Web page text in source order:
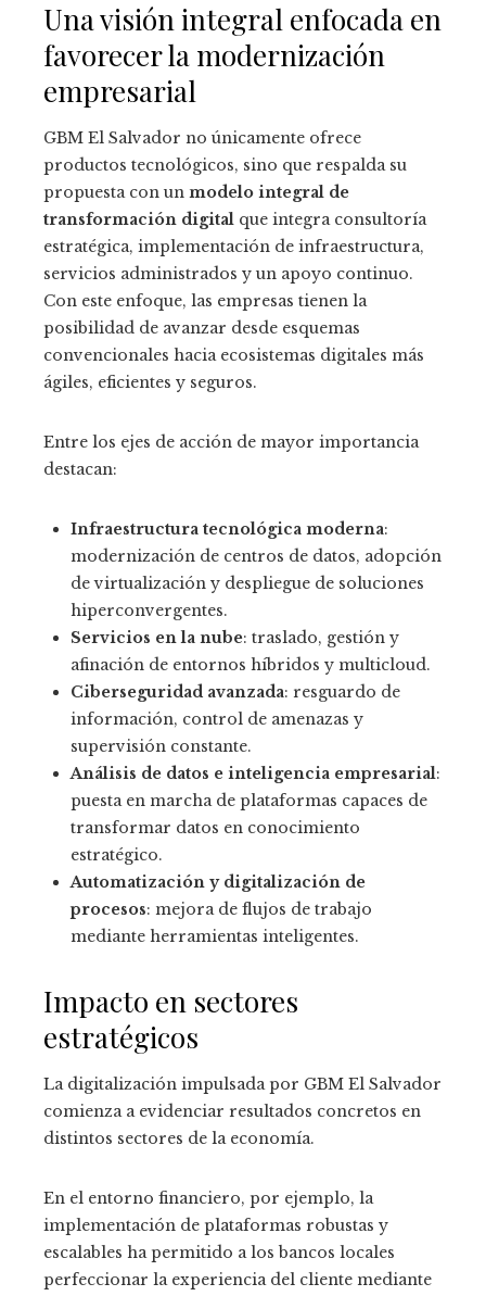
Una visión integral enfocada en
favorecer la modernización
empresarial
GBM El Salvador no únicamente ofrece
productos tecnológicos, sino que respalda su
propuesta con un modelo integral de
transformación digital que integra consultoría
estratégica, implementación de infraestructura,
servicios administrados y un apoyo continuo.
Con este enfoque, las empresas tienen la
posibilidad de avanzar desde esquemas
convencionales hacia ecosistemas digitales más
ágiles, eficientes y seguros.
Entre los ejes de acción de mayor importancia
destacan:
Infraestructura tecnológica moderna:
modernización de centros de datos, adopción
de virtualización y despliegue de soluciones
hiperconvergentes.
Servicios en la nube: traslado, gestión y
afinación de entornos híbridos y multicloud.
Ciberseguridad avanzada: resguardo de
información, control de amenazas y
supervisión constante.
Análisis de datos e inteligencia empresarial:
puesta en marcha de plataformas capaces de
transformar datos en conocimiento
estratégico.
Automatización y digitalización de
procesos: mejora de flujos de trabajo
mediante herramientas inteligentes.
Impacto en sectores
estratégicos
La digitalización impulsada por GBM El Salvador
comienza a evidenciar resultados concretos en
distintos sectores de la economía.
En el entorno financiero, por ejemplo, la
implementación de plataformas robustas y
escalables ha permitido a los bancos locales
perfeccionar la experiencia del cliente mediante